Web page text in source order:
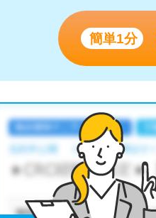
簡単1分